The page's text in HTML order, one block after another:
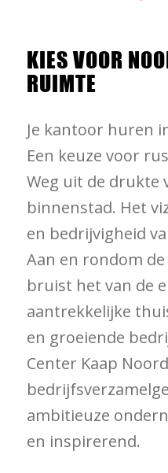
KIES VOOR
RUIMTE
Je kantoor huren
Een keuze voor
Weg uit de drukte
binnenstad. Het
en bedrijvigheid
Aan en rondom
bruist het van de
aantrekkelijke
en groeiende
Center Kaap
ambitieuze
en inspirerend.